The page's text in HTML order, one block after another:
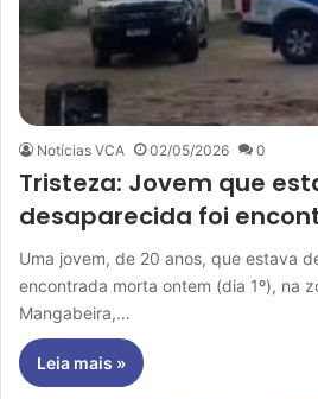
Notícias VCA 02/05/2026 0
Tristeza: Jovem que
desaparecida foi
Uma jovem, de 20 anos, que estava
encontrada morta ontem (dia 1º), na
Mangabeira,…
Leia mais »